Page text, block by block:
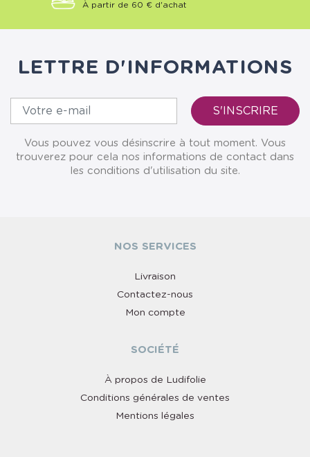
À partir de 60 € d'achat
LETTRE D'INFORMATIONS
Vous pouvez vous désinscrire à tout moment. Vous
trouverez pour cela nos informations de contact dans
les conditions d'utilisation du site.
NOS SERVICES
Livraison
Contactez-nous
Mon compte
SOCIÉTÉ
À propos de Ludifolie
Conditions générales de ventes
Mentions légales